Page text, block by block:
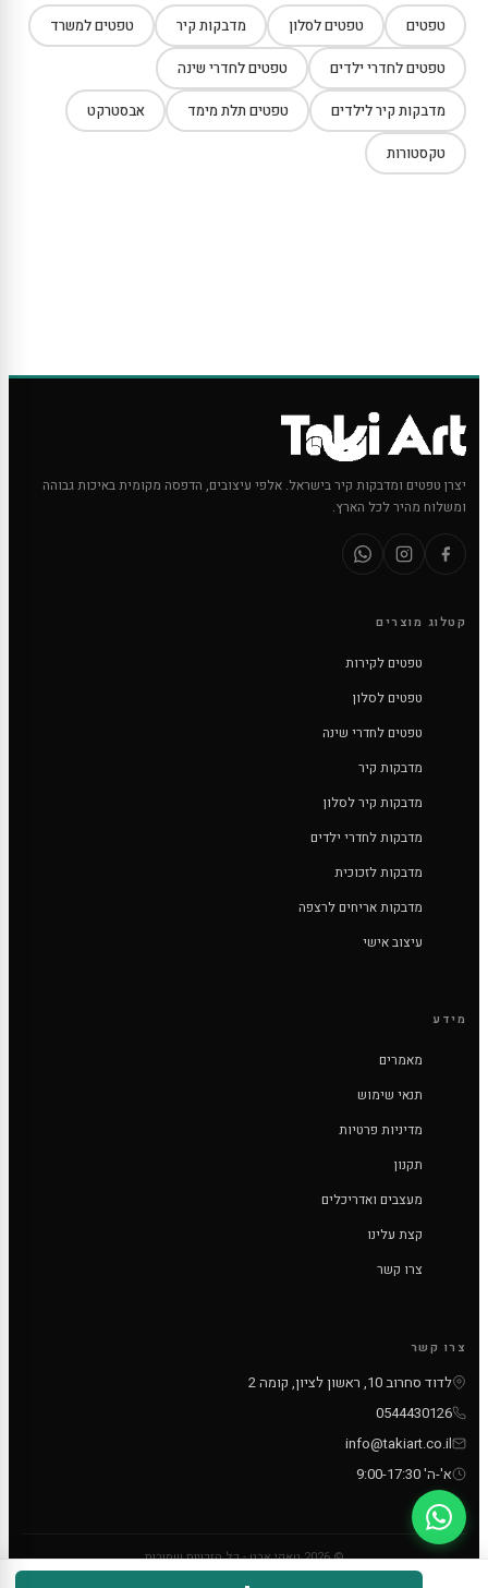
טפטים טפטים לסלון מדבקות קיר טפטים למשרד
טפטים לחדרי ילדים טפטים לחדרי שינה
מדבקות קיר לילדים טפטים תלת מימד אבסטרקט
טקסטורות
יצרן טפטים ומדבקות קיר בישראל. אלפי עיצובים, הדפסה מקומית באיכות גבוהה
ומשלוח מהיר לכל הארץ.
קטלוג מוצרים
טפטים לקירות
טפטים לסלון
טפטים לחדרי שינה
מדבקות קיר
מדבקות קיר לסלון
מדבקות לחדרי ילדים
מדבקות לזכוכית
מדבקות אריחים לרצפה
עיצוב אישי
מידע
מאמרים
תנאי שימוש
מדיניות פרטיות
תקנון
מעצבים ואדריכלים
קצת עלינו
צרו קשר
צרו קשר
לדוד סחרוב 10, ראשון לציון, קומה 2
0544430126
info@takiart.co.il
א'-ה' 9:00-17:30
© 2026 טאקי ארט - כל הזכויות שמורות